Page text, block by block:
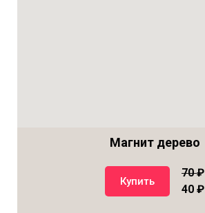
Магнит дерево
Купить
70₽
40 ₽